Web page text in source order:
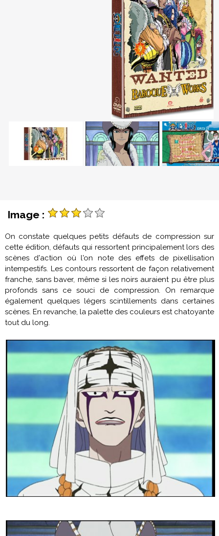
Image :
On constate quelques petits défauts de compression sur
cette édition, défauts qui ressortent principalement lors des
scènes d'action où l'on note des effets de pixellisation
intempestifs. Les contours ressortent de façon relativement
franche, sans baver, même si les noirs auraient pu être plus
profonds sans ce souci de compression. On remarque
également quelques légers scintillements dans certaines
scènes. En revanche, la palette des couleurs est chatoyante
tout du long.